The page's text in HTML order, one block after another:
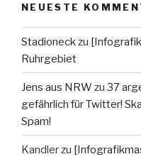
NEUESTE
Stadioneckzu
Ruhrgebiet
Jens aus NRW zu 37
gefährlich für Twitter!
Spam!
Kandlerzu